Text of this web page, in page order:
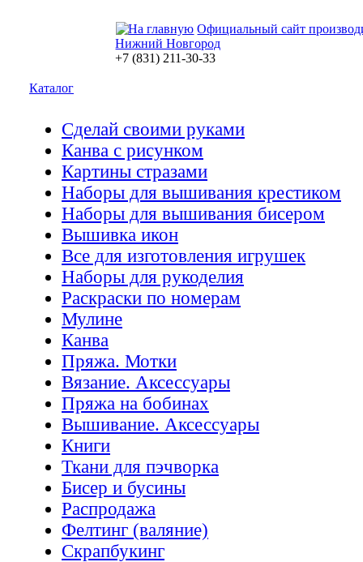
Официальный сайт
Нижний Новгород
+7 (831) 211-30-33
Каталог
Сделай своими руками
Канва с рисунком
Картины стразами
Наборы для вышивания крестиком
Наборы для вышивания бисером
Вышивка икон
Все для изготовления игрушек
Наборы для рукоделия
Раскраски по номерам
Мулине
Канва
Пряжа. Мотки
Вязание. Аксессуары
Пряжа на бобинах
Вышивание. Аксессуары
Книги
Ткани для пэчворка
Бисер и бусины
Распродажа
Фелтинг (валяние)
Скрапбукинг